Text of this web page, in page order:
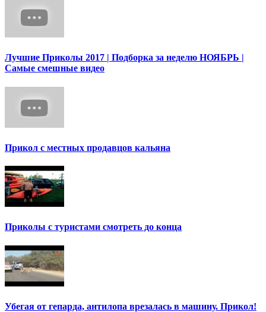
Лучшие Приколы 2017 | Подборка за неделю НОЯБРЬ |
Самые смешные видео
Прикол с местных продавцов кальяна
Приколы с туристами смотреть до конца
Убегая от гепарда, антилопа врезалась в машину. Прикол!